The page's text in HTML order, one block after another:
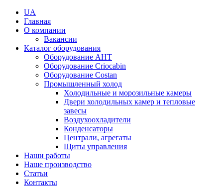
UA
Главная
О компании
Вакансии
Каталог оборудования
Оборудование AHT
Оборудование Criocabin
Оборудование Costan
Промышленный холод
Холодильные и морозильные камеры
Двери холодильных камер и тепловые
завесы
Воздухоохладители
Конденсаторы
Централи, агрегаты
Щиты управления
Наши работы
Наше производство
Статьи
Контакты